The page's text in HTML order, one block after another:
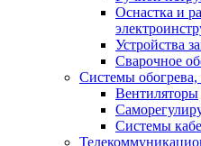
Оснастка и
Устройства
Сварочное
Системы
Вентиляторы
Системы